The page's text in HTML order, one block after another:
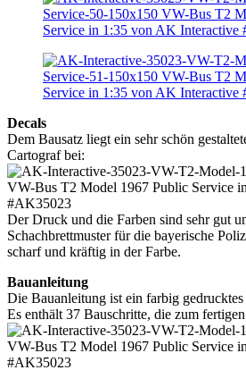
Decals
Dem Bausatz liegt ein sehr schön
Cartograf bei:
Der Druck und die Farben sind sehr gut
Schachbrettmuster für die bayerische
scharf und kräftig in der Farbe.
Bauanleitung
Die Bauanleitung ist ein farbig
Es enthält 37 Bauschritte, die zum